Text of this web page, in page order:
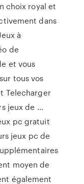
choix royal et
dans
à
de
et vous
tous vos
Telecharger
jeux de ...
pc gratuit
jeux pc de
moyen de
également